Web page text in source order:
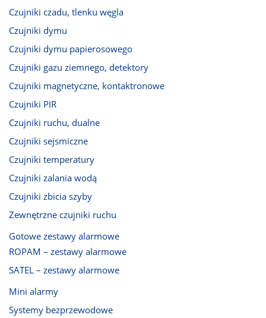
Czujniki czadu, tlenku węgla
Czujniki dymu
Czujniki dymu papierosowego
Czujniki gazu ziemnego, detektory
Czujniki magnetyczne, kontaktronowe
Czujniki PIR
Czujniki ruchu, dualne
Czujniki sejsmiczne
Czujniki temperatury
Czujniki zalania wodą
Czujniki zbicia szyby
Zewnętrzne czujniki ruchu
Gotowe zestawy alarmowe
ROPAM – zestawy alarmowe
SATEL – zestawy alarmowe
Mini alarmy
Systemy bezprzewodowe